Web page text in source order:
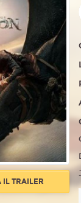
IL TRAILER